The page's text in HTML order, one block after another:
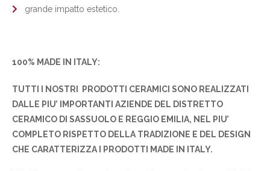
grande impatto estetico.
100% MADE IN ITALY:
TUTTI I NOSTRI PRODOTTI CERAMICI SONO REALIZZATI
DALLE PIU’ IMPORTANTI AZIENDE DEL DISTRETTO
CERAMICO DI SASSUOLO E REGGIO EMILIA, NEL PIU’
COMPLETO RISPETTO DELLA TRADIZIONE E DEL DESIGN
CHE CARATTERIZZA I PRODOTTI MADE IN ITALY.